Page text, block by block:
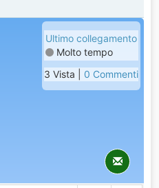
Ultimo collegamento
Molto tempo
3 Vista | 0 Commenti